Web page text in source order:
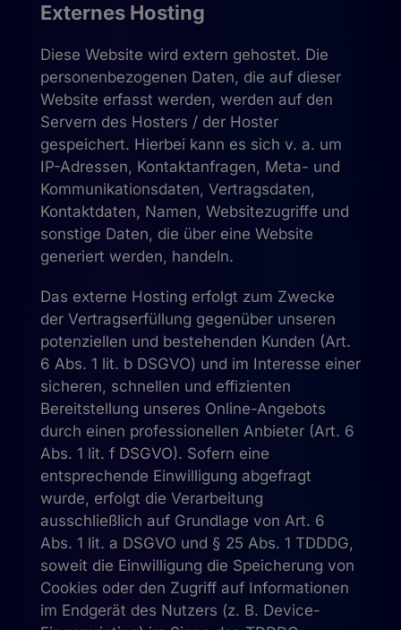
Externes Hosting
Diese Website wird extern gehostet. Die
personenbezogenen Daten, die auf dieser
Website erfasst werden, werden auf den
Servern des Hosters / der Hoster
gespeichert. Hierbei kann es sich v. a. um
IP-Adressen, Kontaktanfragen, Meta- und
Kommunikationsdaten, Vertragsdaten,
Kontaktdaten, Namen, Websitezugriffe und
sonstige Daten, die über eine Website
generiert werden, handeln.
Das externe Hosting erfolgt zum Zwecke
der Vertragserfüllung gegenüber unseren
potenziellen und bestehenden Kunden (Art.
6 Abs. 1 lit. b DSGVO) und im Interesse einer
sicheren, schnellen und effizienten
Bereitstellung unseres Online-Angebots
durch einen professionellen Anbieter (Art. 6
Abs. 1 lit. f DSGVO). Sofern eine
entsprechende Einwilligung abgefragt
wurde, erfolgt die Verarbeitung
ausschließlich auf Grundlage von Art. 6
Abs. 1 lit. a DSGVO und § 25 Abs. 1 TDDDG,
soweit die Einwilligung die Speicherung von
Cookies oder den Zugriff auf Informationen
im Endgerät des Nutzers (z. B. Device-